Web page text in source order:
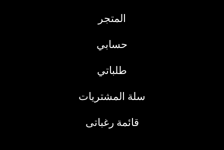
المتجر
حسابي
طلباتي
سلة المشتريات
قائمة رغباتى